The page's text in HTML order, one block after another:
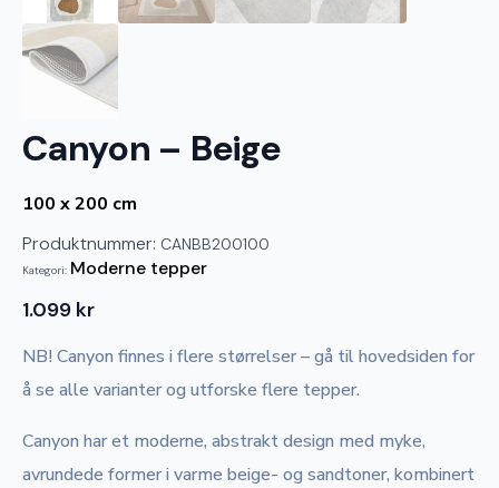
Canyon – Beige
100 x 200 cm
Produktnummer: CANBB200100
Kategori: Moderne tepper
1.099 kr
NB! Canyon finnes i flere størrelser – gå til hovedsiden for
å se alle varianter og utforske flere tepper.
Canyon har et moderne, abstrakt design med myke,
avrundede former i varme beige- og sandtoner, kombinert